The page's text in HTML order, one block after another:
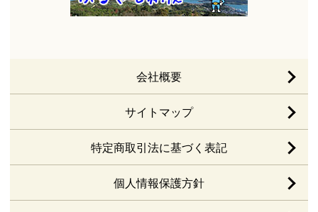
会社概要
サイトマップ
特定商取引法に基づく表記
個人情報保護方針